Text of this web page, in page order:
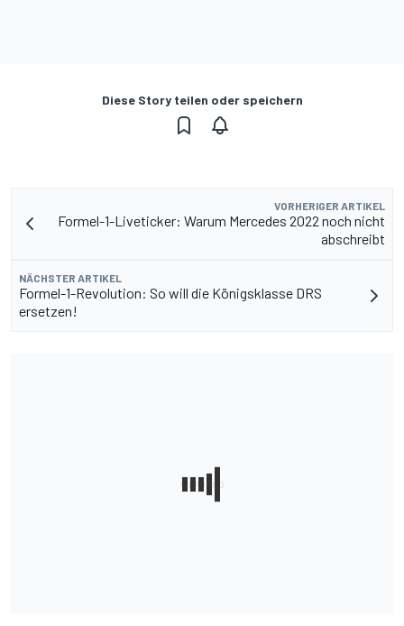
Diese Story teilen oder speichern
VORHERIGER ARTIKEL
Formel-1-Liveticker: Warum Mercedes 2022 noch nicht
abschreibt
NÄCHSTER ARTIKEL
Formel-1-Revolution: So will die Königsklasse DRS
ersetzen!